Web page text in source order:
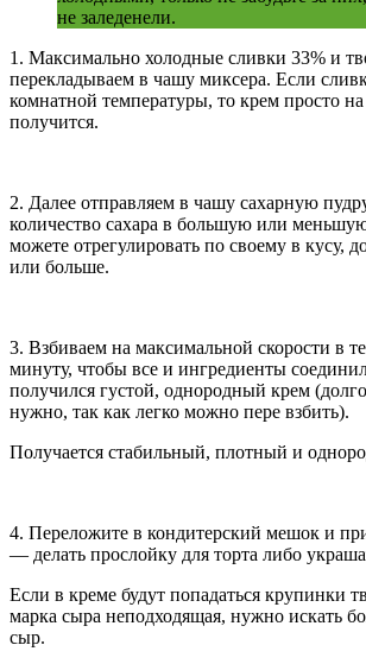
не заледенели.
1. Максимально холодные сливки 33% и
перекладываем в чашу миксера. Если
комнатной температуры, то крем просто
получится.
2. Далее отправляем в чашу сахарную
количество сахара в большую или
можете отрегулировать по своему в кусу,
или больше.
3. Взбиваем на максимальной скорости в
минуту, чтобы все и ингредиенты
получился густой, однородный крем
нужно, так как легко можно пере взбить).
Получается стабильный, плотный и
4. Переложите в кондитерский мешок и
— делать прослойку для торта либо
Если в креме будут попадаться крупинки
марка сыра неподходящая, нужно искать
сыр.